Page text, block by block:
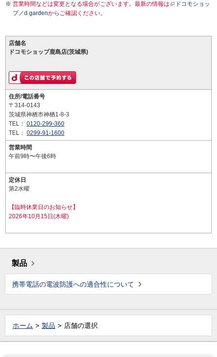
営業時間などは変更となる場合がございます。最新の情報は
ドコモショッ
プ／d gardenからご確認ください。
店舗名
ドコモショップ鹿島店(茨城県)
住所/電話番号
〒314-0143
茨城県神栖市神栖1-8-3
TEL： 0120-299-360
TEL： 0299-91-1600
営業時間
午前9時〜午後6時
定休日
第2水曜
【臨時休業日のお知らせ】
2026年10月15日(木曜)
製品
携帯電話の電波防護への適合性について
ホーム 製品 店舗の選択